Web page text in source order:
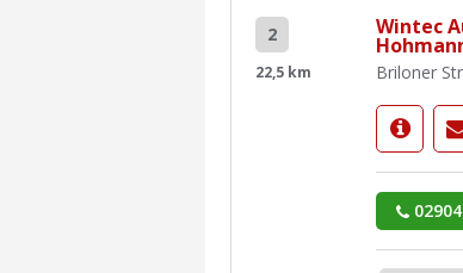
2
22,5 km
Wintec
Briloner